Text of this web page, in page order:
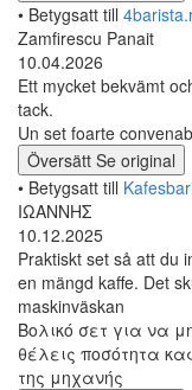
• Betygsatt till
Zamfirescu Panait
10.04.2026
Ett mycket bekvämt
tack.
Un set foarte
Översätt Se original
• Betygsatt till
ΙΩΑΝΝΗΣ
10.12.2025
Praktiskt set så att du
en mängd kaffe. Det
maskinväskan
Βολικό σετ για να
θέλεις ποσότητα
της μηχανής